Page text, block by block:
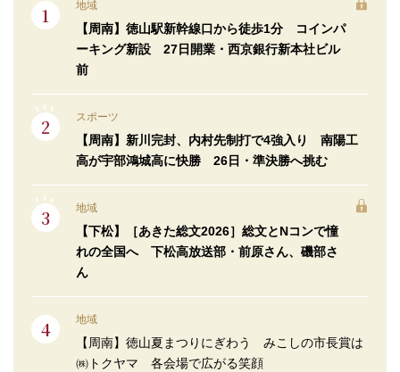
地域
【周南】徳山駅新幹線口から徒歩1分 コインパ
ーキング新設 27日開業・西京銀行新本社ビル
前
スポーツ
【周南】新川完封、内村先制打で4強入り 南陽工
高が宇部鴻城高に快勝 26日・準決勝へ挑む
地域
【下松】［あきた総文2026］総文とNコンで憧
れの全国へ 下松高放送部・前原さん、磯部さ
ん
地域
【周南】徳山夏まつりにぎわう みこしの市長賞は
㈱トクヤマ 各会場で広がる笑顔